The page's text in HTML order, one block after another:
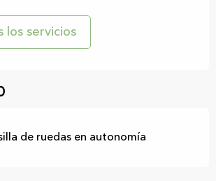
los servicios
de ruedas en autonomía